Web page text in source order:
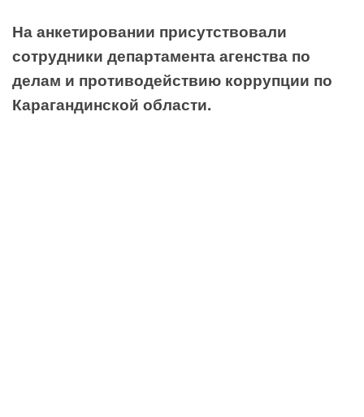
На анкетировании присутствовали
сотрудники департамента агенства по
делам и противодействию коррупции по
Карагандинской области.